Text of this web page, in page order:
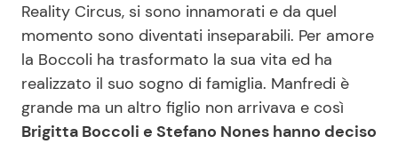
Viaggi e Turismo
Festività
Ricette Feste
Ricette per Bambini
Reality Circus, si sono innamorati e da quel
momento sono diventati inseparabili. Per amore
la Boccoli ha trasformato la sua vita ed ha
realizzato il suo sogno di famiglia. Manfredi è
grande ma un altro figlio non arrivava e così
Brigitta Boccoli e Stefano Nones hanno deciso